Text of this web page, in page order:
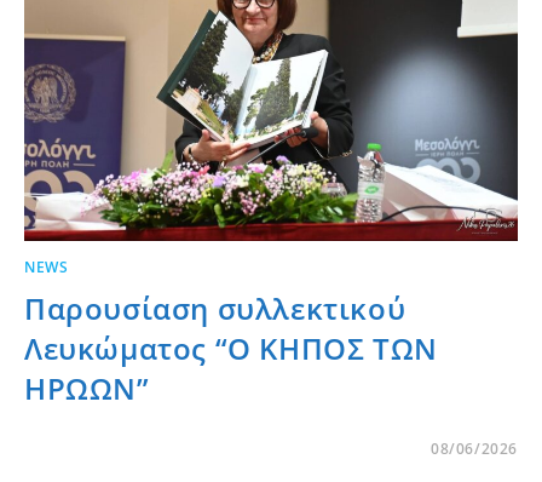
NEWS
Παρουσίαση συλλεκτικού
Λευκώματος “Ο ΚΗΠΟΣ ΤΩΝ
ΗΡΩΩΝ”
08/06/2026